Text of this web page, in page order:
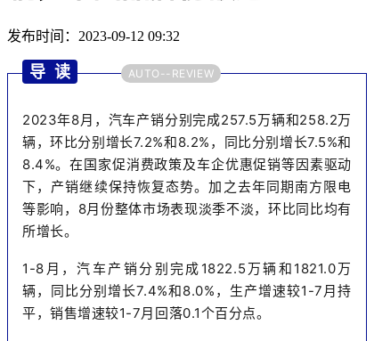
发布时间：2023-09-12 09:32
导 读 AUTO--REVIEW
2023年8月，汽车产销分别完成257.5万辆和258.2万
辆，环比分别增长7.2%和8.2%，同比分别增长7.5%和
8.4%。在国家促消费政策及车企优惠促销等因素驱动
下，产销继续保持恢复态势。加之去年同期南方限电
等影响，8月份整体市场表现淡季不淡，环比同比均有
所增长。
1-8月，汽车产销分别完成1822.5万辆和1821.0万
辆，同比分别增长7.4%和8.0%，生产增速较1-7月持
平，销售增速较1-7月回落0.1个百分点。